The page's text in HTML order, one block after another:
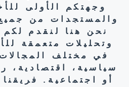
وجهتكم الأولى
والمستجدات من
نحن هنا لنقدم
وتحليلات متعمقة
في مختلف
سياسية، اقتصادية،
أو اجتماعية.